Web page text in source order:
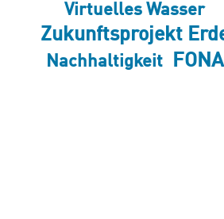
Virtuelles Wasser
Zukunftsprojekt
Nachhaltigkeit FONA